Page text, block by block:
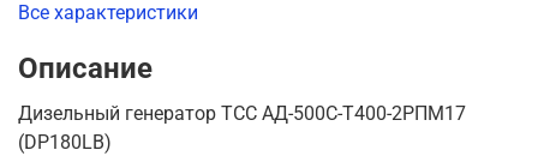
Все характеристики
Описание
Дизельный генератор ТСС АД-500С-Т400-2РПМ17
(DP180LB)